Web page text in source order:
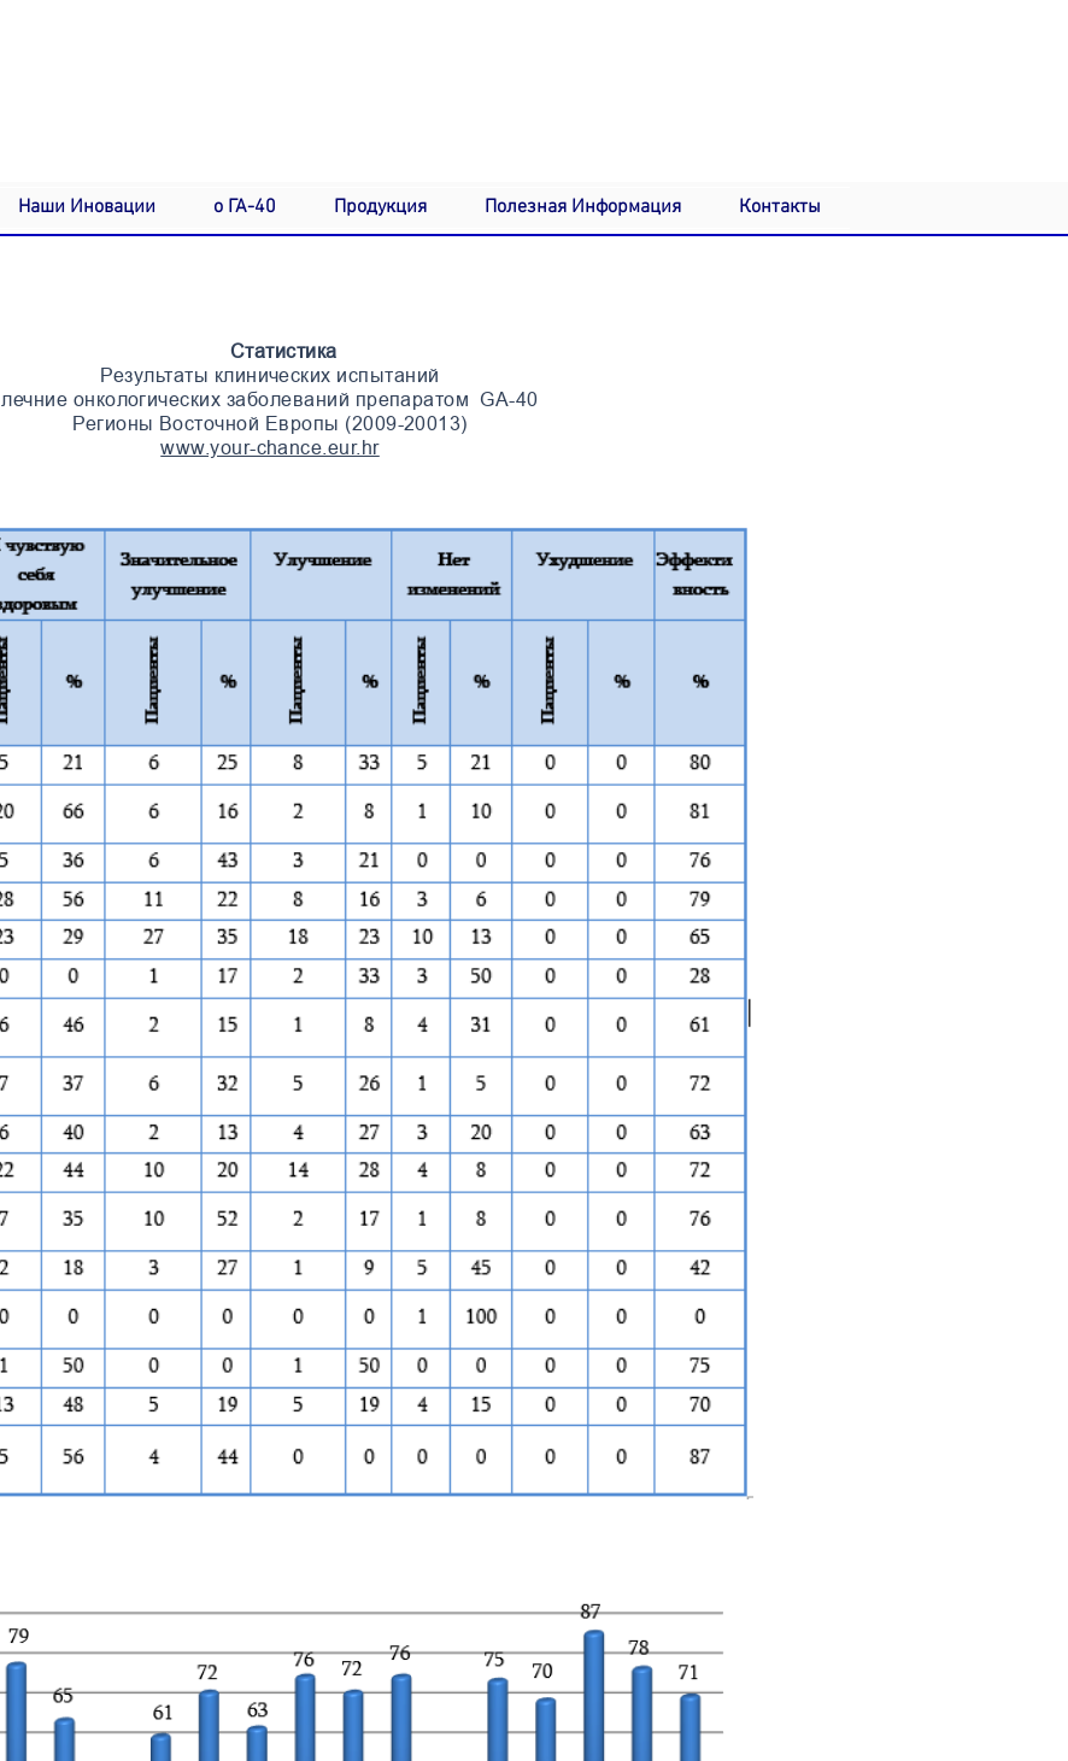
Наши Иновации о ГА-40 Продукция Полезная Информация Контакты
Статистика
Результаты клинических испытаний
лечние онкологических заболеваний препаратом GA-40
Регионы Восточной Европы (2009-20013)
www.your-chance.eur.hr